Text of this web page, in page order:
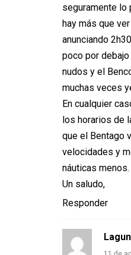
seguramente lo
hay más que
anunciando
poco por
nudos y el
muchas veces
En cualquier
los horarios de
que el Bentago
velocidades y
náuticas menos.
Un saludo,
Responder